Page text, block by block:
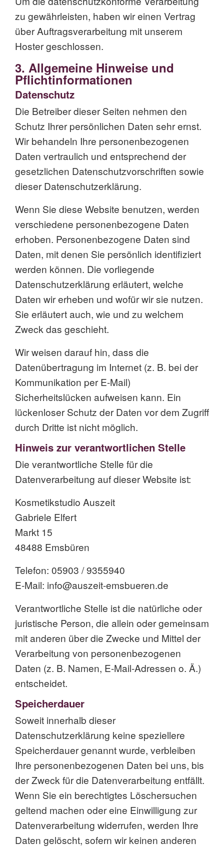
zu gewährleisten, haben wir einen Vertrag
über Auftragsverarbeitung mit unserem
Hoster geschlossen.
3. Allgemeine Hinweise und
Pflicht­informationen
Datenschutz
Die Betreiber dieser Seiten nehmen den
Schutz Ihrer persönlichen Daten sehr ernst.
Wir behandeln Ihre personenbezogenen
Daten vertraulich und entsprechend der
gesetzlichen Datenschutzvorschriften sowie
dieser Datenschutzerklärung.
Wenn Sie diese Website benutzen, werden
verschiedene personenbezogene Daten
erhoben. Personenbezogene Daten sind
Daten, mit denen Sie persönlich identifiziert
werden können. Die vorliegende
Datenschutzerklärung erläutert, welche
Daten wir erheben und wofür wir sie nutzen.
Sie erläutert auch, wie und zu welchem
Zweck das geschieht.
Wir weisen darauf hin, dass die
Datenübertragung im Internet (z. B. bei der
Kommunikation per E-Mail)
Sicherheitslücken aufweisen kann. Ein
lückenloser Schutz der Daten vor dem Zugriff
durch Dritte ist nicht möglich.
Hinweis zur verantwortlichen Stelle
Die verantwortliche Stelle für die
Datenverarbeitung auf dieser Website ist:
Kosmetikstudio Auszeit
Gabriele Elfert
Markt 15
48488 Emsbüren
Telefon: 05903 / 9355940
E-Mail: info@auszeit-emsbueren.de
Verantwortliche Stelle ist die natürliche oder
juristische Person, die allein oder gemeinsam
mit anderen über die Zwecke und Mittel der
Verarbeitung von personenbezogenen
Daten (z. B. Namen, E-Mail-Adressen o. Ä.)
entscheidet.
Speicherdauer
Soweit innerhalb dieser
Datenschutzerklärung keine speziellere
Speicherdauer genannt wurde, verbleiben
Ihre personenbezogenen Daten bei uns, bis
der Zweck für die Datenverarbeitung entfällt.
Wenn Sie ein berechtigtes Löschersuchen
geltend machen oder eine Einwilligung zur
Datenverarbeitung widerrufen, werden Ihre
Daten gelöscht, sofern wir keinen anderen